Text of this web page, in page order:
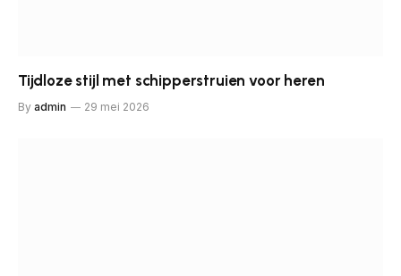
Tijdloze stijl met schipperstruien voor heren
By admin 29 mei 2026